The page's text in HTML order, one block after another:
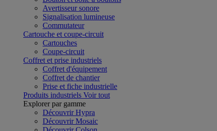
Avertisseur sonore
Signalisation lumineuse
Commutateur
Cartouche et coupe-circuit
Cartouches
Coupe-circuit
Coffret et prise industriels
Coffret d'équipement
Coffret de chantier
Prise et fiche industrielle
Produits industriels Voir tout
Explorer par gamme
Découvrir Hypra
Découvrir Mosaic